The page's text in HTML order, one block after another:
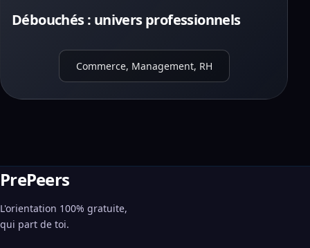
Débouchés : univers professionnels
Commerce, Management, RH
PrePeers
L'orientation 100% gratuite,
qui part de toi.